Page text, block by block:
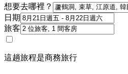
想要去哪裡？
日期
旅客
這趟旅程是商務旅行